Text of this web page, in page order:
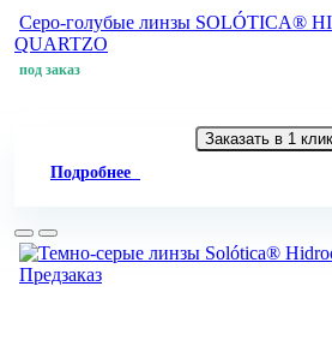
Серо-голубые линзы SOLÓTICA®
QUARTZO
под заказ
Заказать в 1 клик
Подробнее
Предзаказ